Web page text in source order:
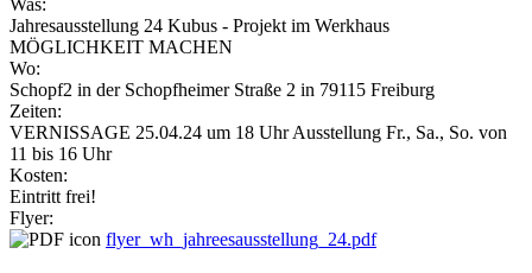
Was:
Jahresausstellung 24 Kubus - Projekt im Werkhaus
MÖGLICHKEIT MACHEN
Wo:
Schopf2 in der Schopfheimer Straße 2 in 79115 Freiburg
Zeiten:
VERNISSAGE 25.04.24 um 18 Uhr Ausstellung Fr., Sa., So. von
11 bis 16 Uhr
Kosten:
Eintritt frei!
Flyer:
flyer_wh_jahreesausstellung_24.pdf